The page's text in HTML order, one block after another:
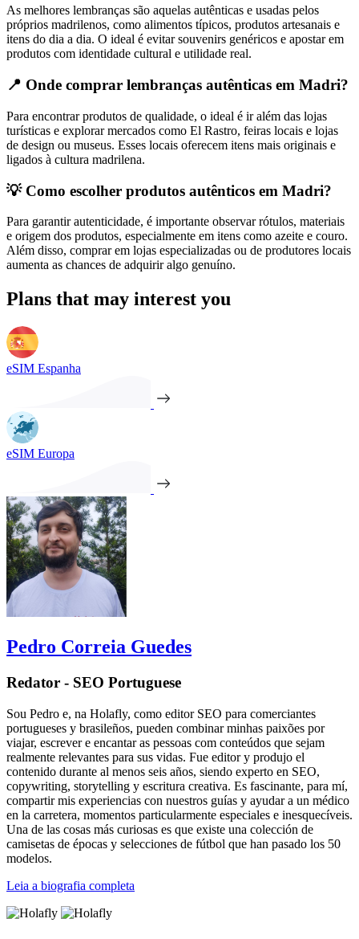
As melhores lembranças são aquelas autênticas e usadas pelos
próprios madrilenos, como alimentos típicos, produtos artesanais e
itens do dia a dia. O ideal é evitar souvenirs genéricos e apostar em
produtos com identidade cultural e utilidade real.
📍 Onde comprar lembranças autênticas em Madri?
Para encontrar produtos de qualidade, o ideal é ir além das lojas
turísticas e explorar mercados como El Rastro, feiras locais e lojas
de design ou museus. Esses locais oferecem itens mais originais e
ligados à cultura madrilena.
💡 Como escolher produtos autênticos em Madri?
Para garantir autenticidade, é importante observar rótulos, materiais
e origem dos produtos, especialmente em itens como azeite e couro.
Além disso, comprar em lojas especializadas ou de produtores locais
aumenta as chances de adquirir algo genuíno.
Plans that may interest you
eSIM Espanha
eSIM Europa
Pedro Correia Guedes
Redator - SEO Portuguese
Sou Pedro e, na Holafly, como editor SEO para comerciantes
portugueses y brasileños, pueden combinar minhas paixões por
viajar, escrever e encantar as pessoas com conteúdos que sejam
realmente relevantes para sus vidas. Fue editor y produjo el
contenido durante al menos seis años, siendo experto en SEO,
copywriting, storytelling y escritura creativa. Es fascinante, para mí,
compartir mis experiencias con nuestros guías y ayudar a un médico
en la carretera, momentos particularmente especiales e inesquecíveis.
Una de las cosas más curiosas es que existe una colección de
camisetas de épocas y selecciones de fútbol que han pasado los 50
modelos.
Leia a biografia completa